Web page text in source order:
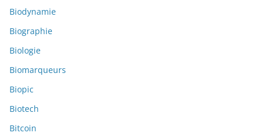
Biodynamie
Biographie
Biologie
Biomarqueurs
Biopic
Biotech
Bitcoin